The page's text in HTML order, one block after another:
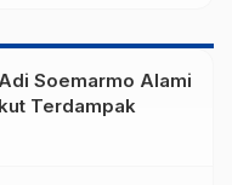
Soemarmo Alami
Terdampak